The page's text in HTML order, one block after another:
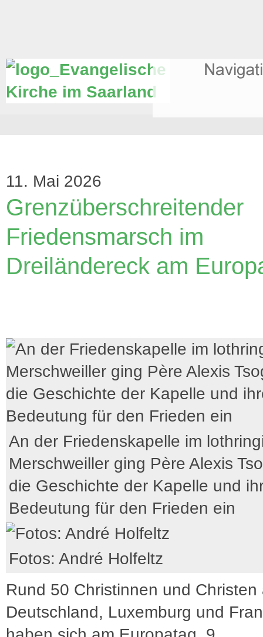
11. Mai 2026
Grenzüberschreitender
Friedensmarsch im
Dreiländereck am
An der Friedenskapelle im
Merschweiller ging Père Alexis
die Geschichte der Kapelle und
Bedeutung für den Frieden ein
Fotos: André Holfeltz
Rund 50 Christinnen und Christen
Deutschland, Luxemburg und